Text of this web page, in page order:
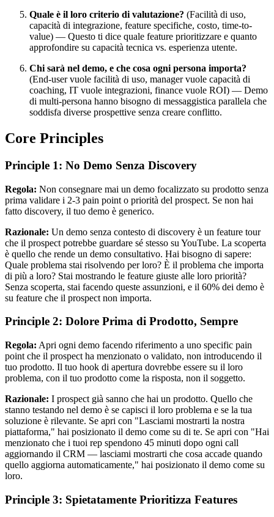
Quale è il loro criterio di valutazione? (Facilità di uso,
capacità di integrazione, feature specifiche, costo, time-to-
value) — Questo ti dice quale feature prioritizzare e quanto
approfondire su capacità tecnica vs. esperienza utente.
Chi sarà nel demo, e che cosa ogni persona importa?
(End-user vuole facilità di uso, manager vuole capacità di
coaching, IT vuole integrazioni, finance vuole ROI) — Demo
di multi-persona hanno bisogno di messaggistica parallela che
soddisfa diverse prospettive senza creare conflitto.
Core Principles
Principle 1: No Demo Senza Discovery
Regola: Non consegnare mai un demo focalizzato su prodotto senza
prima validare i 2-3 pain point o priorità del prospect. Se non hai
fatto discovery, il tuo demo è generico.
Razionale: Un demo senza contesto di discovery è un feature tour
che il prospect potrebbe guardare sé stesso su YouTube. La scoperta
è quello che rende un demo consultativo. Hai bisogno di sapere:
Quale problema stai risolvendo per loro? È il problema che importa
di più a loro? Stai mostrando le feature giuste alle loro priorità?
Senza scoperta, stai facendo queste assunzioni, e il 60% dei demo è
su feature che il prospect non importa.
Principle 2: Dolore Prima di Prodotto, Sempre
Regola: Apri ogni demo facendo riferimento a uno specific pain
point che il prospect ha menzionato o validato, non introducendo il
tuo prodotto. Il tuo hook di apertura dovrebbe essere su il loro
problema, con il tuo prodotto come la risposta, non il soggetto.
Razionale: I prospect già sanno che hai un prodotto. Quello che
stanno testando nel demo è se capisci il loro problema e se la tua
soluzione è rilevante. Se apri con "Lasciami mostrarti la nostra
piattaforma," hai posizionato il demo come su di te. Se apri con "Hai
menzionato che i tuoi rep spendono 45 minuti dopo ogni call
aggiornando il CRM — lasciami mostrarti che cosa accade quando
quello aggiorna automaticamente," hai posizionato il demo come su
loro.
Principle 3: Spietatamente Prioritizza Features